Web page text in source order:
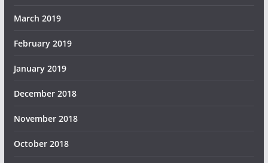
March 2019
February 2019
January 2019
December 2018
November 2018
October 2018